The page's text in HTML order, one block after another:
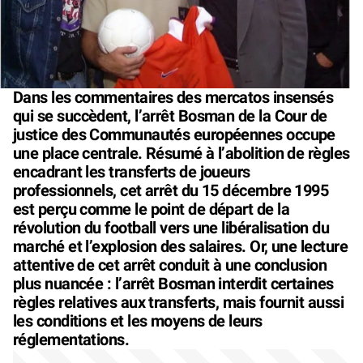
Dans les commentaires des mercatos insensés
qui se succèdent, l’arrêt Bosman de la Cour de
justice des Communautés européennes occupe
une place centrale. Résumé à l’abolition de règles
encadrant les transferts de joueurs
professionnels, cet arrêt du 15 décembre 1995
est perçu comme le point de départ de la
révolution du football vers une libéralisation du
marché et l’explosion des salaires. Or, une lecture
attentive de cet arrêt conduit à une conclusion
plus nuancée : l’arrêt Bosman interdit certaines
règles relatives aux transferts, mais fournit aussi
les conditions et les moyens de leurs
réglementations.